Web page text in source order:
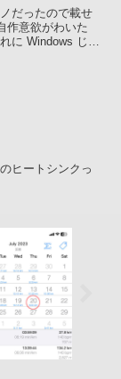
だったので載せ
作意欲がわいた
に Windows じゃ
ヒートシンクっ